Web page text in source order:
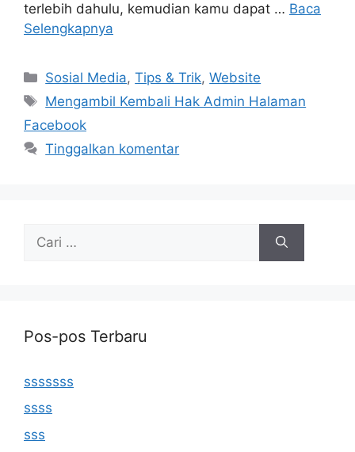
terlebih dahulu, kemudian kamu dapat … Baca
Selengkapnya
Kategori
Sosial Media,Tips & Trik,Website
Tag
Mengambil Kembali Hak Admin Halaman
Facebook
Tinggalkan komentar
untuk:
Pos-pos Terbaru
sssssss
ssss
sss